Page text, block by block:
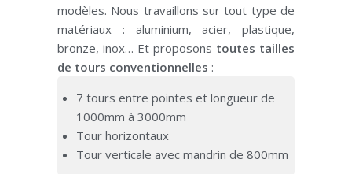
modèles. Nous travaillons sur tout type de
matériaux : aluminium, acier, plastique,
bronze, inox… Et proposons toutes tailles
de tours conventionnelles :
7 tours entre pointes et longueur de
1000mm à 3000mm
Tour horizontaux
Tour verticale avec mandrin de 800mm